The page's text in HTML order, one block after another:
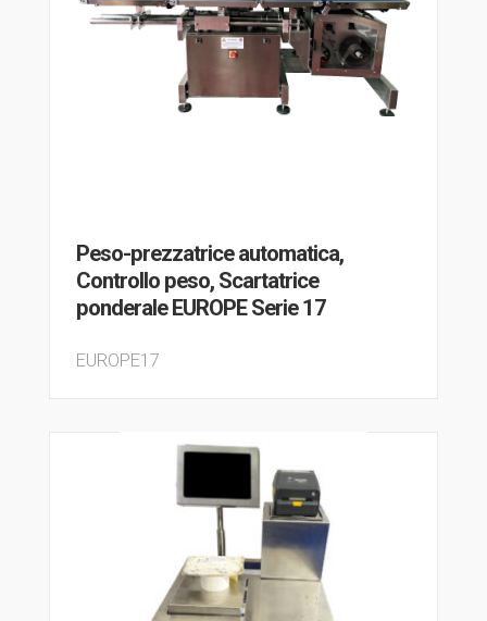
Peso-prezzatrice automatica,
Controllo peso, Scartatrice
ponderale EUROPE Serie 17
EUROPE17